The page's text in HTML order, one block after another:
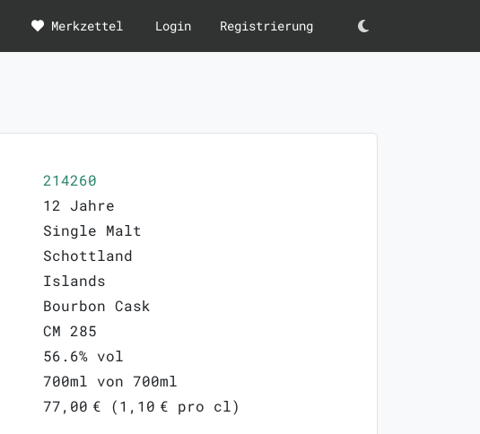
Merkzettel Login Registrierung Darkmode
214260
12 Jahre
Single Malt
Schottland
Islands
Bourbon Cask
CM 285
56.6% vol
700ml von 700ml
77,00 € (1,10 € pro cl)